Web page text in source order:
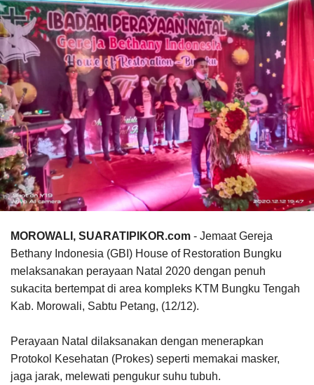
MOROWALI, SUARATIPIKOR.com - Jemaat Gereja
Bethany Indonesia (GBI) House of Restoration Bungku
melaksanakan perayaan Natal 2020 dengan penuh
sukacita bertempat di area kompleks KTM Bungku Tengah
Kab. Morowali, Sabtu Petang, (12/12).
Perayaan Natal dilaksanakan dengan menerapkan
Protokol Kesehatan (Prokes) seperti memakai masker,
jaga jarak, melewati pengukur suhu tubuh.